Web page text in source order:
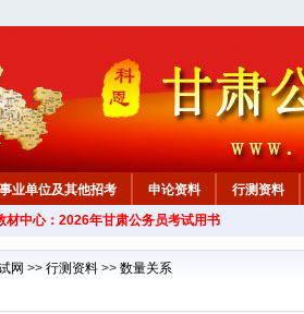
业单位及其他招考 申论资料
行测资料
材中心：2026年甘肃公务员考试用书
网 >> 行测资料 >> 数量关系